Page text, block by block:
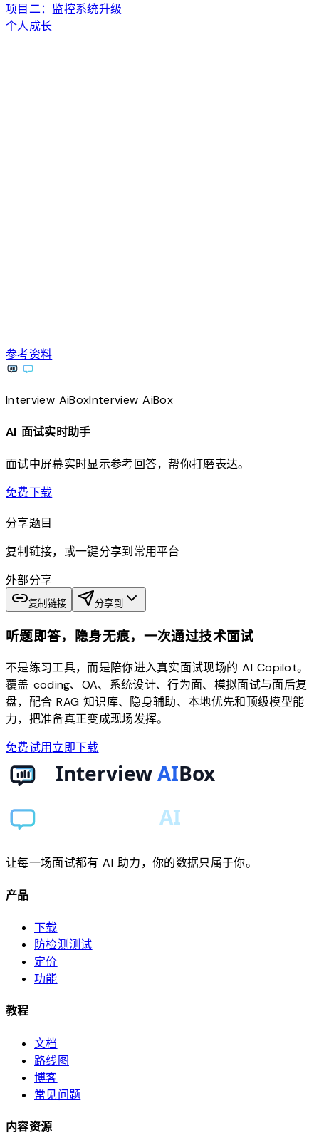
项目二：监控系统升级
个人成长
参考资料
Interview AiBoxInterviewAiBox
AI 面试实时助手
面试中屏幕实时显示参考回答，帮你打磨表达。
免费下载download
分享题目
复制链接，或一键分享到常用平台
外部分享
复制链接 分享到
听题即答，隐身无痕，一次通过技术面试
不是练习工具，而是陪你进入真实面试现场的 AI Copilot。
覆盖 coding、OA、系统设计、行为面、模拟面试与面后复
盘，配合 RAG 知识库、隐身辅助、本地优先和顶级模型能
力，把准备真正变成现场发挥。
免费试用立即下载
让每一场面试都有 AI 助力，你的数据只属于你。
产品
下载
防检测测试
定价
功能
教程
文档
路线图
博客
常见问题
内容资源